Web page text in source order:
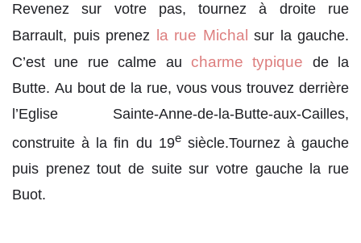
Revenez sur votre pas, tournez à droite rue
Barrault, puis prenez
la rue Michal sur la gauche.
C’est une rue calme au charme typique de la
Butte. Au bout de la rue, vous vous trouvez derrière
l’Eglise Sainte-Anne-de-la-Butte-aux-Cailles,
construite à la fin du 19esiècle.Tournez à gauche
puis prenez tout de suite sur votre gauche la rue
Buot.